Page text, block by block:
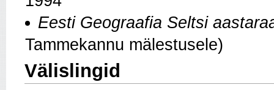
Eesti Geograafia Seltsi
Tammekannu mälestusele)
Välislingid